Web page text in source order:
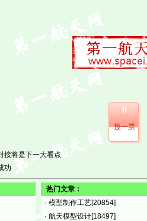
0
投一票
接将是下一大看点
功
热门文章：
· 模型制作工艺[20854]
· 航天模型设计[18497]